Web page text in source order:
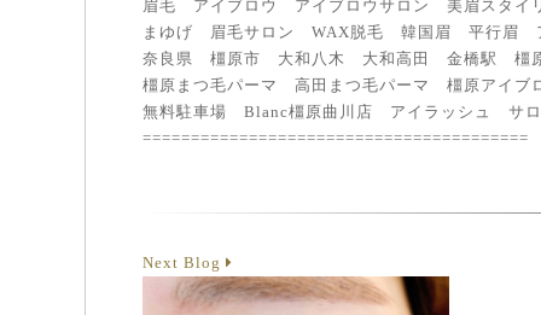
眉毛 アイブロウ アイブロウサロン 美眉スタイ
まゆげ 眉毛サロン WAX脱毛 韓国眉 平行眉
奈良県 橿原市 大和八木 大和高田 金橋駅 橿
橿原まつ毛パーマ 高田まつ毛パーマ 橿原アイブ
無料駐車場 Blanc橿原曲川店 アイラッシュ サ
========================================
Next Blog